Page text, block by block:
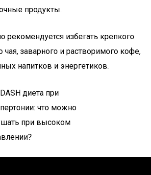
продукты.
рекомендуется избегать крепкого
чая, заварного и растворимого кофе,
напитков и энергетиков.